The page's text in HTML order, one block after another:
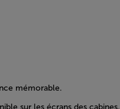
mémorable.
sur les écrans des cabines.